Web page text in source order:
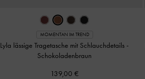
MOMENTAN IM TREND
Lyla lässige Tragetasche mit Schlauchdetails -
Schokoladenbraun
139,00 €